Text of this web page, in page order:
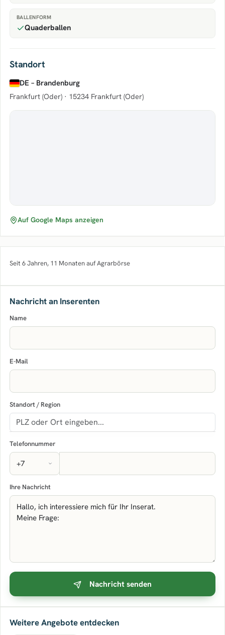
BALLENFORM
Quaderballen
Standort
DE – Brandenburg
Frankfurt (Oder) · 15234 Frankfurt (Oder)
Auf Google Maps anzeigen
Seit 6 Jahren, 11 Monaten auf Agrarbörse
Nachricht an Inserenten
Name
E-Mail
Standort / Region
Telefonnummer
Ihre Nachricht
Nachricht senden
Weitere Angebote entdecken